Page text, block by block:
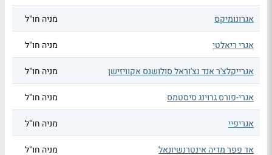
אגרונומיקס מניה חו"ל
אגרי ריאלטי מניה חו"ל
אגרייקלצ'ר אנד נצ'וראל סולושנס אקוויזישן מניה חו"ל
אגרי-פורס גרוינג סיסטמס מניה חו"ל
אגריפיי מניה חו"ל
אד פפר מדיה אינטרנשיונאל מניה חו"ל